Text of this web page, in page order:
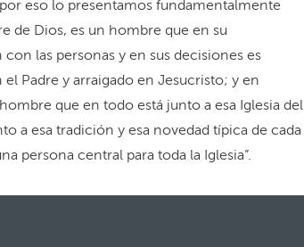
eso lo presentamos fundamentalmente
de Dios, es un hombre que en su
las personas y en sus decisiones es
Padre y arraigado en Jesucristo; y en
que en todo está junto a esa Iglesia del
a esa tradición y esa novedad típica de cada
persona central para toda la Iglesia”.